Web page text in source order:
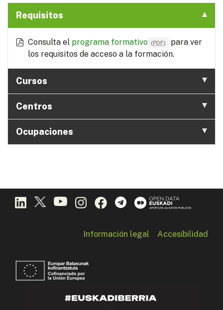
Requisitos
Consulta el programa formativo (PDF)
para ver
los requisitos de acceso a la formación.
Cursos
Centros
Ocupaciones
Información legal Accesibilidad